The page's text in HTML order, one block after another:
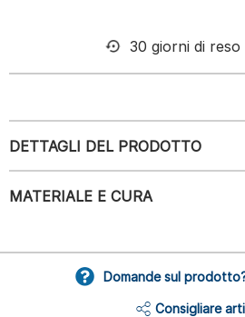
30 giorni di
DETTAGLI DEL PRODOTTO
MATERIALE E CURA
Domande sul
Consigliare